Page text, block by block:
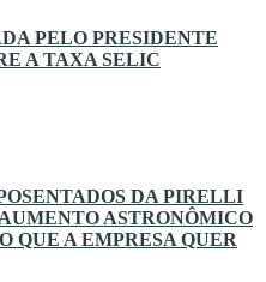
PELO PRESIDENTE
A TAXA SELIC
DA PIRELLI
ASTRONÔMICO
QUE A EMPRESA QUER